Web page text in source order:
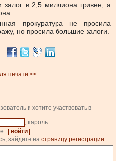
залог в 2,5 миллиона гривен, а
прокуратура не просила
но просила большие залоги.
печати >>
и хотите участвовать в
, пароль
| войти |
.
зайдите на страницу регистрации.